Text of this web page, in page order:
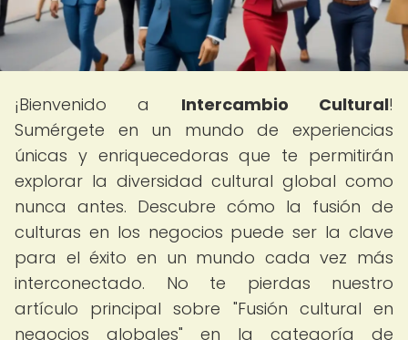
¡Bienvenido a Intercambio Cultural!
Sumérgete en un mundo de experiencias
únicas y enriquecedoras que te permitirán
explorar la diversidad cultural global como
nunca antes. Descubre cómo la fusión de
culturas en los negocios puede ser la clave
para el éxito en un mundo cada vez más
interconectado. No te pierdas nuestro
artículo principal sobre "Fusión cultural en
negocios globales" en la categoría de